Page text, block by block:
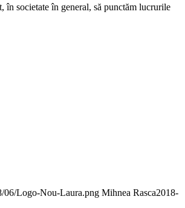
în societate în general, să punctăm lucrurile
06/Logo-Nou-Laura.png Mihnea Rasca2018-